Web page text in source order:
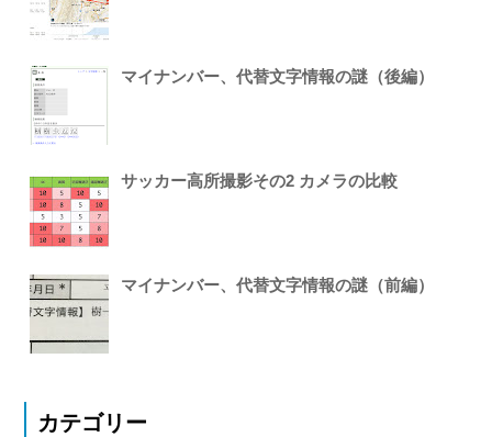
マイナンバー、代替文字情報の謎（後編）
サッカー高所撮影その2 カメラの比較
マイナンバー、代替文字情報の謎（前編）
カテゴリー